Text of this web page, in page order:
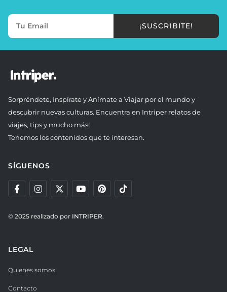
¡SUSCRIBITE!
Sorpréndete, Inspírate y Anímate a Viajar por el mundo y
descubrir nuevas culturas. Encuentra en Intriper relatos de
viajes, tips y mucho más!
Tenemos los contenidos que te interesan.
SÍGUENOS
© 2025 realizado por INTRIPER.
LEGAL
Quienes somos
Contacto